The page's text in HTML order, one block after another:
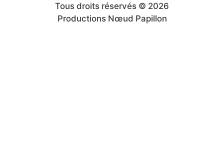
Tous droits réservés © 2026
Productions Nœud Papillon